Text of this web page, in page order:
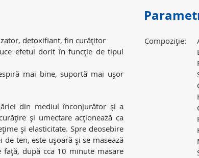
detoxifiant, fin curăţitor
efetul dorit în funcţie de tipul
mai bine, suportă mai uşor
din mediul înconjurător şi a
şi umectare acţionează ca
şi elasticitate. Spre deosebire
ten, este uşoară şi se masează
faţă, după cca 10 minute masare
Compoziţie: